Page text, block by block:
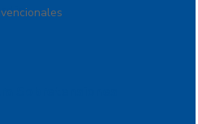
Sobretensiones